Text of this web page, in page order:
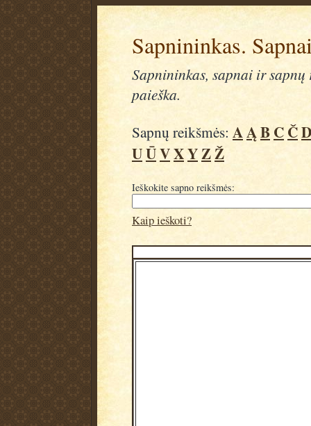
Sapnininkas.
Sapnininkas, sapnai ir
paieška.
Sapnų reikšmės: AĄBCČD
UŪVXYZŽ
Ieškokite sapno reikšmės:
Kaip ieškoti?